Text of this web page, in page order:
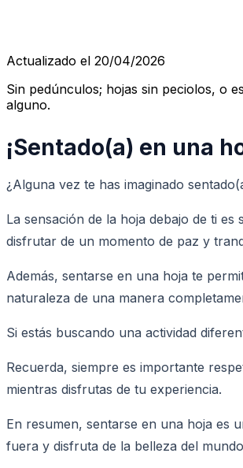
Actualizado el 20/04/2026
Sin pedúnculos; hojas sin peciolos, o
alguno.
¡Sentado(a) en una
¿Alguna vez te has imaginado
La sensación de la hoja debajo de ti
disfrutar de un momento de paz y
Además, sentarse en una hoja te
naturaleza de una manera
Si estás buscando una actividad
Recuerda, siempre es importante
mientras disfrutas de tu experiencia.
En resumen, sentarse en una hoja es
fuera y disfruta de la belleza del